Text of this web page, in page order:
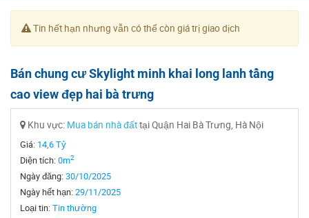
Tin hết hạn nhưng vẫn có thể còn giá trị giao dịch
Bán chung cư Skylight minh khai long lanh tầng
cao view đẹp hai bà trưng
Khu vực: Mua bán nhà đấttại Quận Hai Bà Trưng, Hà Nội
Giá: 14,6 Tỷ
Diện tích:0m2
Ngày đăng:30/10/2025
Ngày hết hạn:29/11/2025
Loại tin:Tin thường